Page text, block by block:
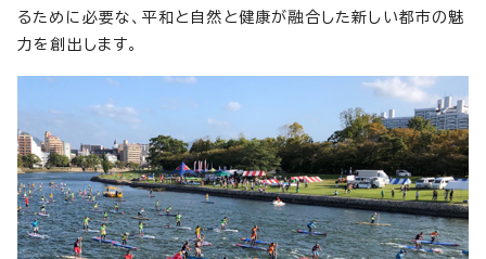
るために必要な、平和と自然と健康が融合した新しい都市の魅
力を創出します。